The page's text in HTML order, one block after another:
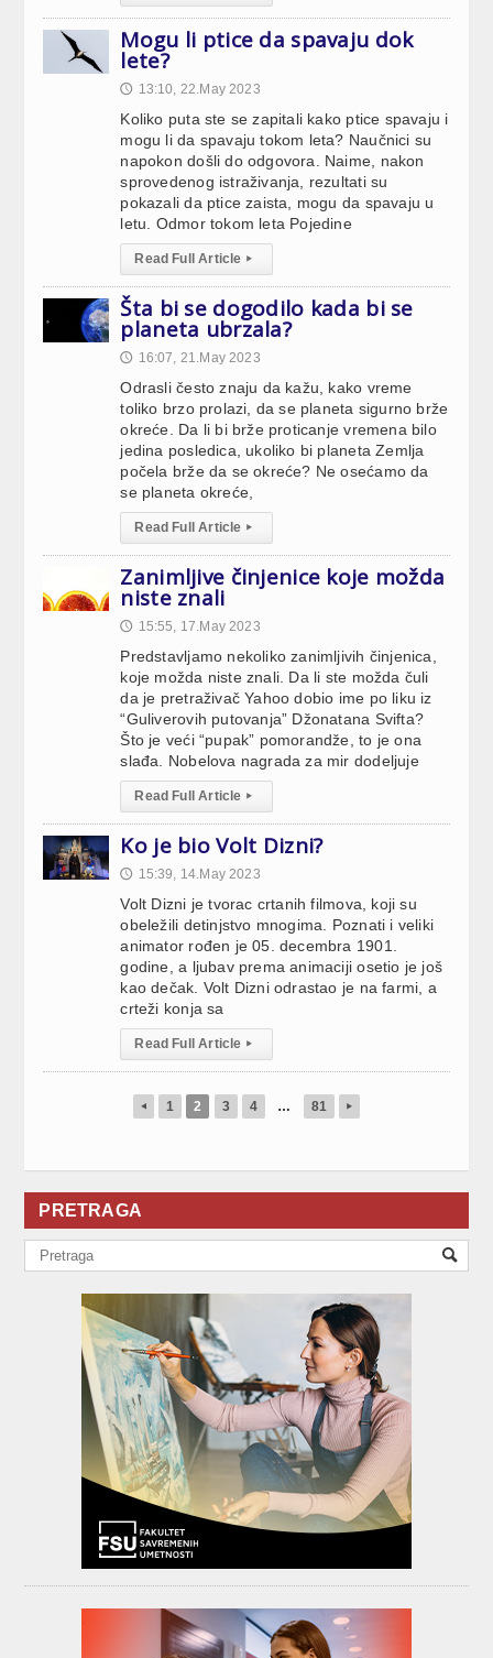
Mogu li ptice da spavaju dok
lete?
🕔 13:10, 22.May 2023
Koliko puta ste se zapitali kako ptice spavaju i
mogu li da spavaju tokom leta? Naučnici su
napokon došli do odgovora. Naime, nakon
sprovedenog istraživanja, rezultati su
pokazali da ptice zaista, mogu da spavaju u
letu. Odmor tokom leta Pojedine
Read Full Article ▸
Šta bi se dogodilo kada bi se
planeta ubrzala?
🕔 16:07, 21.May 2023
Odrasli često znaju da kažu, kako vreme
toliko brzo prolazi, da se planeta sigurno brže
okreće. Da li bi brže proticanje vremena bilo
jedina posledica, ukoliko bi planeta Zemlja
počela brže da se okreće? Ne osećamo da
se planeta okreće,
Read Full Article ▸
Zanimljive činjenice koje možda
niste znali
🕔 15:55, 17.May 2023
Predstavljamo nekoliko zanimljivih činjenica,
koje možda niste znali. Da li ste možda čuli
da je pretraživač Yahoo dobio ime po liku iz
“Guliverovih putovanja” Džonatana Svifta?
Što je veći “pupak” pomorandže, to je ona
slađa. Nobelova nagrada za mir dodeljuje
Read Full Article ▸
Ko je bio Volt Dizni?
🕔 15:39, 14.May 2023
Volt Dizni je tvorac crtanih filmova, koji su
obeležili detinjstvo mnogima. Poznati i veliki
animator rođen je 05. decembra 1901.
godine, a ljubav prema animaciji osetio je još
kao dečak. Volt Dizni odrastao je na farmi, a
crteži konja sa
Read Full Article ▸
◂ 1 2 3 4 … 81 ▸
PRETRAGA